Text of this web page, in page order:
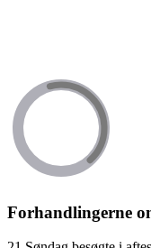
Forhandlingerne